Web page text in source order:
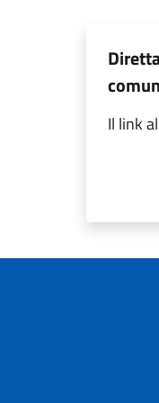
Il link